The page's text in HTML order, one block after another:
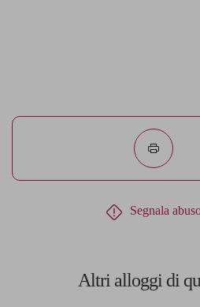
Segnala
Altri alloggi di